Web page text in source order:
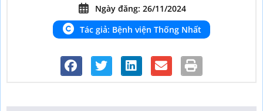
Ngày đăng: 26/11/2024
Tác giả: Bệnh viện Thống Nhất